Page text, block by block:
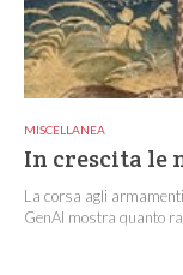
MISCELLANEA
In crescita le
La corsa agli
GenAI mostra quanto